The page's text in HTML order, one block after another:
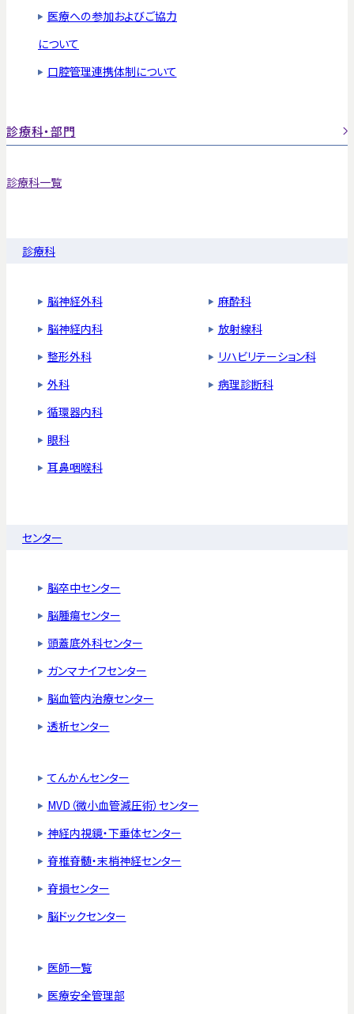
医療への参加およびご協力
について
口腔管理連携体制について
診療科・部門
診療科一覧
診療科
脳神経外科
脳神経内科
整形外科
外科
循環器内科
眼科
耳鼻咽喉科
麻酔科
放射線科
リハビリテーション科
病理診断科
センター
脳卒中センター
脳腫瘍センター
頭蓋底外科センター
ガンマナイフセンター
脳血管内治療センター
透析センター
てんかんセンター
MVD（微小血管減圧術）センター
神経内視鏡・下垂体センター
脊椎脊髄・末梢神経センター
脊損センター
脳ドックセンター
医師一覧
医療安全管理部